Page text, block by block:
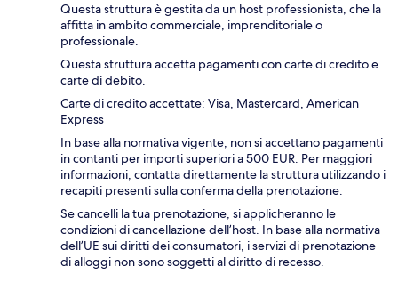
Questa struttura è gestita da un host professionista, che la
affitta in ambito commerciale, imprenditoriale o
professionale.
Questa struttura accetta pagamenti con carte di credito e
carte di debito.
Carte di credito accettate: Visa, Mastercard, American
Express
In base alla normativa vigente, non si accettano pagamenti
in contanti per importi superiori a 500 EUR. Per maggiori
informazioni, contatta direttamente la struttura utilizzando i
recapiti presenti sulla conferma della prenotazione.
Se cancelli la tua prenotazione, si applicheranno le
condizioni di cancellazione dell’host. In base alla normativa
dell’UE sui diritti dei consumatori, i servizi di prenotazione
di alloggi non sono soggetti al diritto di recesso.